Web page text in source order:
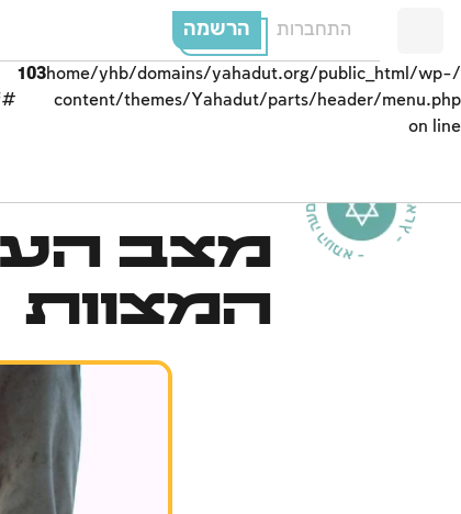
הרשמה התחברות
/home/yhb/domains/yahadut.org/public_html/wp-
content/themes/Yahadut/parts/header/menu.php
on line
103
#ffffff;">
-
א
מו
נ
ה
ה
ע
ם
ו
ה
א
ר
ץ
- אמונ
ה
ה
ע
ם
ו
ה
א
ר
ץ
-
מצב
המצוות